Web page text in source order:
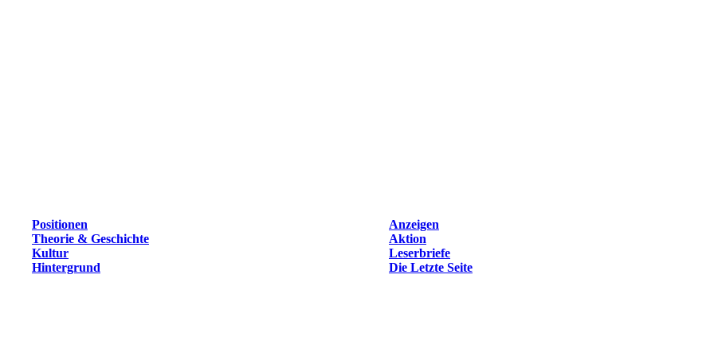
Positionen
Anzeigen
Theorie & Geschichte
Aktion
Kultur
Leserbriefe
Hintergrund Die Letzte Seite